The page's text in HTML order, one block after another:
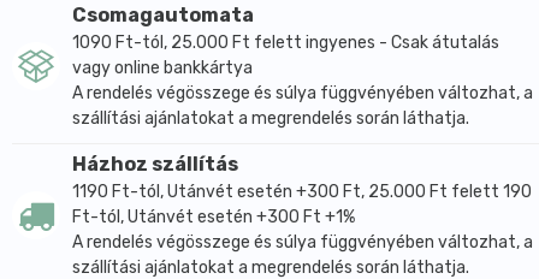
kitevő valamennyi vashiányosnak.
Kiemelendő kalcium tartalma is, amely nemcsak
meghaladja a tejét, hanem biológiai hasznosulását
tekintve a legjobb kalcium forrást jelentő élelmiszer.
nagyobb a gabonaféléknél, amely jótékony hatással
van az elme frissességének megőrzésére és a
szívizom működésére.
Ezeket a beltartalmi értékeket még értékesebbé teszi
Csomagautomata
1090 Ft-tól, 25.000 Ft felett ingyenes - Csak átutalás
vagy online bankkártya
A rendelés végösszege és súlya függvényében változhat, a
szállítási ajánlatokat a megrendelés során láthatja.
Házhoz szállítás
1190 Ft-tól, Utánvét esetén +300 Ft, 25.000 Ft felett 190
Ft-tól, Utánvét esetén +300 Ft +1%
A rendelés végösszege és súlya függvényében változhat, a
szállítási ajánlatokat a megrendelés során láthatja.